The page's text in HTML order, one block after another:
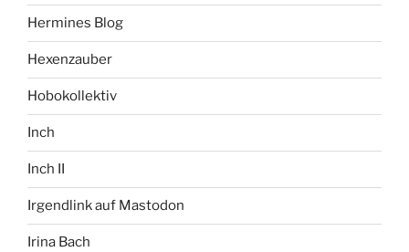
Hermines Blog
Hexenzauber
Hobokollektiv
Inch
Inch II
Irgendlink auf Mastodon
Irina Bach